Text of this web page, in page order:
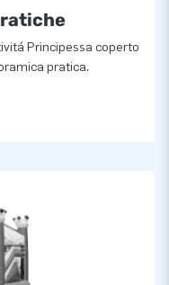
Principessa coperto
pratica.